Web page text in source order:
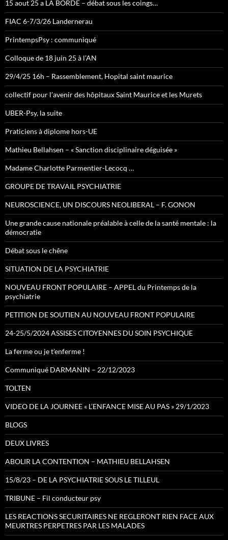
15 aout 25 a LA BORDE – débat sous les coings…
FIAC 6-7/3/26 Landernerau
PrintempsPsy : communiqué
Colloque de 18 juin 25 à l’AN
29/4/25 16h – Rassemblement, Hopital saint maurice
collectif pour l’avenir des hôpitaux Saint Maurice et les Murets
UBER-Psy, la suite
Praticiens à diplome hors-UE
Mathieu Bellahsen – « Sanction disciplinaire déguisée »
Madame Charlotte Parmentier-Lecocq …
GROUPE DE TRAVAIL PSYCHIATRIE
NEUROSCIENCE, UN DISCOURS NEOLIBERAL – F. GONON
Une grande cause nationale préalable à celle de la santé mentale : la
démocratie
Débat sous le chêne
SITUATION DE LA PSYCHIATRIE
NOUVEAU FRONT POPULAIRE – APPEL du Printemps de la
psychiatrie
PETITION DE SOUTIEN AU NOUVEAU FRONT POPULAIRE
24-25/5/2024 ASSISES CITOYENNES DU SOIN PSYCHIQUE
La ferme ou je t’enferme !
Communiqué DARMANIN – 22/12/2023
TOLTEN
VIDEO DE LA JOURNEE « L’ENFANCE MISE AU PAS » 29/1/2023
BLOGS
DEUX LIVRES
ABOLIR LA CONTENTION – MATHIEU BELLAHSEN
15/8/23 – DE LA PSYCHIATRIE SOUS LE TILLEUL
TRIBUNE – Fil conducteur psy
LES REACTIONS SECURITAIRES NE REGLERONT RIEN FACE AUX
MEURTRES PERPETRES PAR LES MALADES